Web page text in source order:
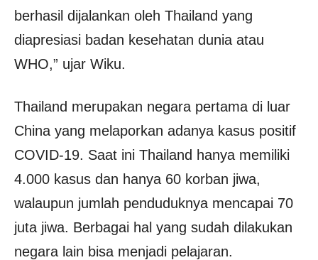
berhasil dijalankan oleh Thailand yang
diapresiasi badan kesehatan dunia atau
WHO,” ujar Wiku.
Thailand merupakan negara pertama di luar
China yang melaporkan adanya kasus positif
COVID-19. Saat ini Thailand hanya memiliki
4.000 kasus dan hanya 60 korban jiwa,
walaupun jumlah penduduknya mencapai 70
juta jiwa. Berbagai hal yang sudah dilakukan
negara lain bisa menjadi pelajaran.